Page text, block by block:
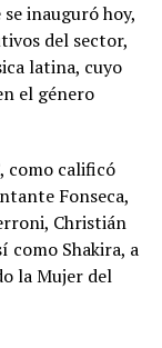
inauguró hoy,
del sector,
latina, cuyo
el género
como calificó
Fonseca,
Christián
como Shakira, a
la Mujer del